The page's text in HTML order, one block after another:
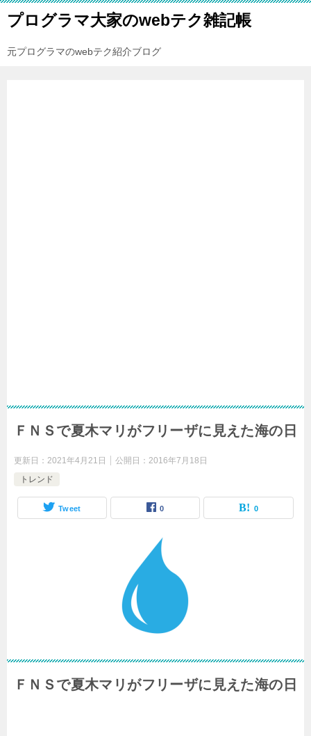
プログラマ大家のwebテク雑記帳
元プログラマのwebテク紹介ブログ
ＦＮＳで夏木マリがフリーザに見えた海の日
更新日： 2021年4月21日 公開日： 2016年7月18日
トレンド
Tweet 0 0
ＦＮＳで夏木マリがフリーザに見えた海の日